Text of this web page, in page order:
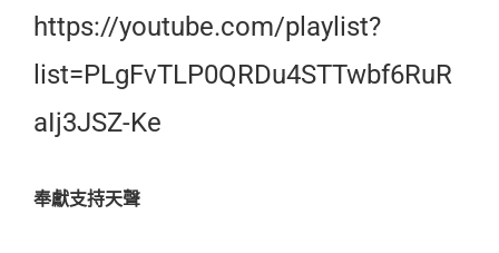
https://youtube.com/playlist?
list=PLgFvTLP0QRDu4STTwbf6RuR
aIj3JSZ-Ke
奉獻支持天聲